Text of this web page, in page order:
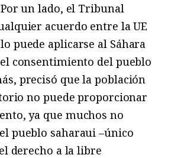
un lado, el Tribunal
acuerdo entre la UE
puede aplicarse al Sáhara
consentimiento del pueblo
precisó que la población
no puede proporcionar
ya que muchos no
pueblo saharaui –único
derecho a la libre